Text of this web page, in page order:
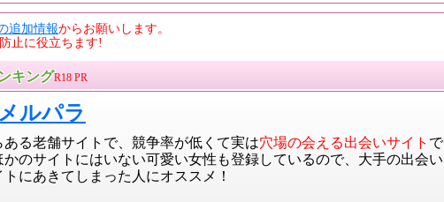
追加情報からお願いします。
止に役立ちます!
キングR18 PR
メルパラ
ある老舗サイトで、競争率が低くて実は穴場の会える出会いサイト で
かのサイトにはいない可愛い女性も登録しているので、大手の出会い
トにあきてしまった人にオススメ！